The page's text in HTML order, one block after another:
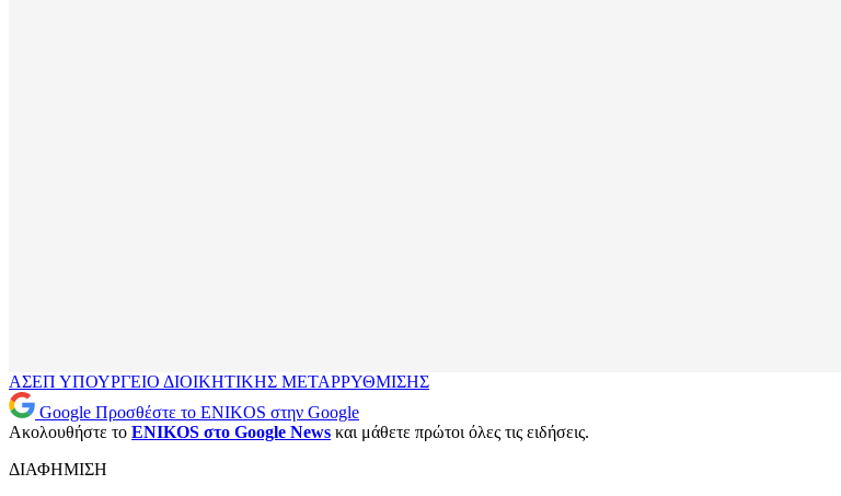
ΑΣΕΠ ΥΠΟΥΡΓΕΙΟ ΔΙΟΙΚΗΤΙΚΗΣ ΜΕΤΑΡΡΥΘΜΙΣΗΣ
Google Προσθέστε το ENIKOS στην Google
Ακολουθήστε το ENIKOS στο Google News και μάθετε πρώτοι όλες τις ειδήσεις.
ΔΙΑΦΗΜΙΣΗ